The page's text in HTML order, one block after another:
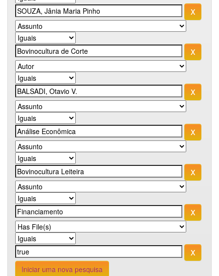
Iniciar uma nova pesquisa